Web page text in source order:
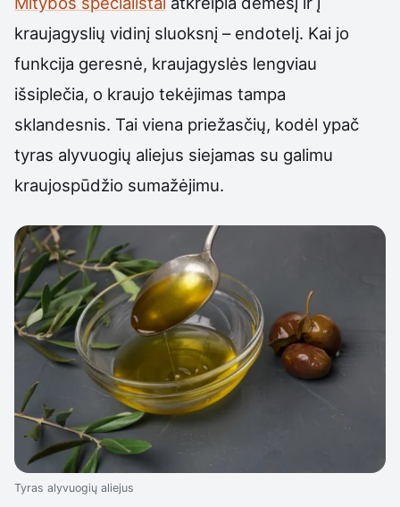
kraujagyslių vidinį sluoksnį – endotelį. Kai jo
funkcija geresnė, kraujagyslės lengviau
išsiplečia, o kraujo tekėjimas tampa
sklandesnis. Tai viena priežasčių, kodėl ypač
tyras alyvuogių aliejus siejamas su galimu
kraujospūdžio sumažėjimu.
Tyras alyvuogių aliejus